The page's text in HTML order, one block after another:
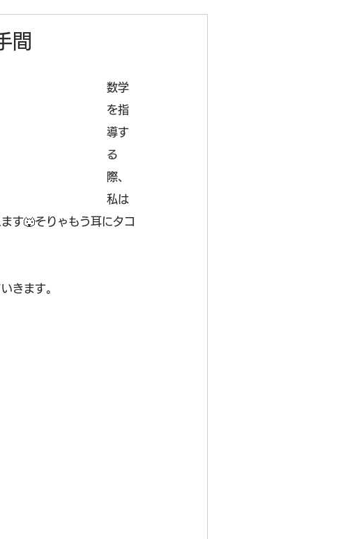
間
数学
を指
導す
る
際、
私は
す🐺そりゃもう耳にタコ
きます。